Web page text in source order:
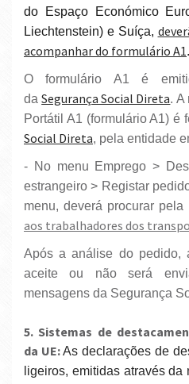
do Espaço Económico
Liechtenstein) e Suíça,
acompanhar do formulário A1.
O formulário A1 é emitido via online através
daSegurança Social Direta. A
Portátil A1 (formulário A1) é
Social Direta, pela entidade
- No menu Emprego > Destacar trabalhador para o
estrangeiro > Registar
menu, deverá procurar
aos trabalhadores dos
Após a análise do pedido, a informação sobre se é
aceite ou não será
mensagens da Segurança
5. Sistemas de
da UE:As declarações de
ligeiros, emitidas através